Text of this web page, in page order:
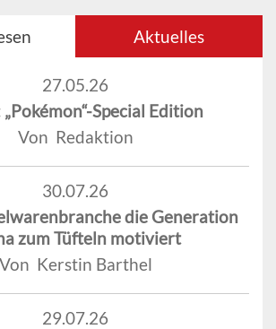
Aktuelles
27.05.26
„Pokémon“-Special Edition
Von Redaktion
30.07.26
die Generation
zum Tüfteln motiviert
Von Kerstin Barthel
29.07.26